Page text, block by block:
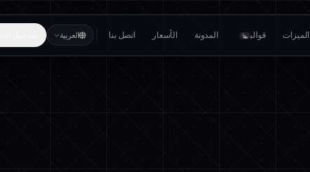
الميزات قوالب بيتا المدونة الأسعار اتصل بنا العربية